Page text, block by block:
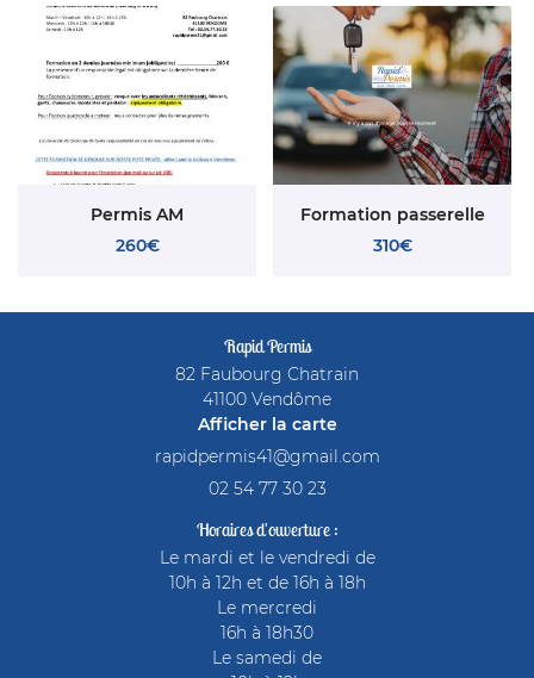
Actualités
Contact
Rejoignez-nous
Permis AM
260€
Formation passerelle
310€
Rapid Permis
82 Faubourg Chatrain
41100 Vendôme
Afficher la carte
02 54 77 30 23
Horaires d'ouverture :
Le mardi et le vendredi de
10h à 12h et de 16h à 18h
Le mercredi
16h à 18h30
Le samedi de